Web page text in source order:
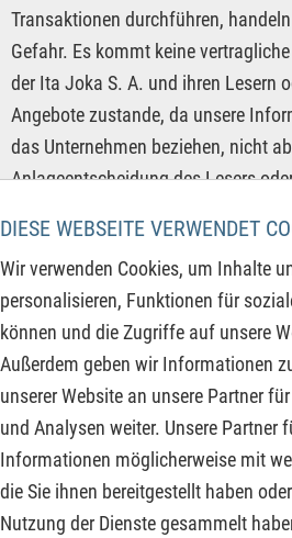
DIESE WEBSEITE VERWENDET
Wir verwenden Cookies, um Inhalte
personalisieren, Funktionen für
können und die Zugriffe auf unsere
Außerdem geben wir Informationen
unserer Website an unsere Partner
und Analysen weiter. Unsere Partner
Informationen möglicherweise mit
die Sie ihnen bereitgestellt haben
Nutzung der Dienste gesammelt
Transaktionen durchführen,
Gefahr. Es kommt keine
der Ita Joka S. A. und ihren Lesern
Angebote zustande, da unsere
das Unternehmen beziehen, nicht
Anlageentscheidung des Lesers
Der Erwerb von Finanzinstrumenten
bis zum Totalverlust des
können. Die von der Ita Joka S. A.
veröffentlichten Informationen
Recherche, dennoch wird keinerlei
Vermögensschäden oder eine
Aktualität, Richtigkeit,
der hier angebotenen Inhalte
Sie auch unsere